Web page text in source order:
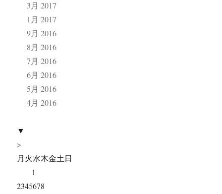
3月 2017
1月 2017
9月 2016
8月 2016
7月 2016
6月 2016
5月 2016
4月 2016
▼
>
月火水木金土日
1
2345678